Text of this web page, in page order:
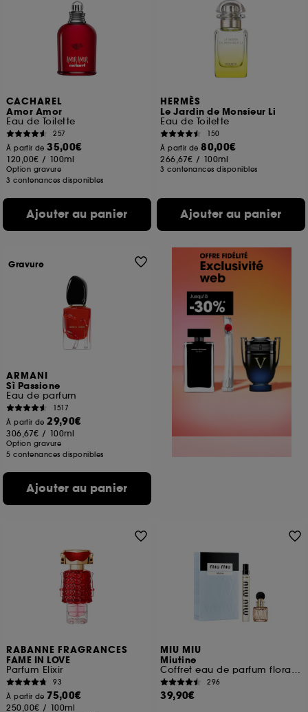
CACHAREL
Amor Amor
Eau de Toilette
257
À partir de35,00€
120,00€ / 100ml
Option gravure
3 contenances disponibles
Ajouter au panier
HERMÈS
Le Jardin de Monsieur Li
Eau de Toilette
150
À partir de80,00€
266,67€ / 100ml
3 contenances disponibles
Ajouter au panier
ARMANI
Sì Passione
Eau de parfum
1517
À partir de29,90€
306,67€ / 100ml
Option gravure
5 contenances disponibles
Ajouter au panier
Gravure
RABANNE FRAGRANCES
FAME IN LOVE
Parfum Elixir
93
À partir de 75,00€
250,00€ / 100ml
MIU MIU
Miutine
Coffret eau de parfum florale pour femme
296
39,90€